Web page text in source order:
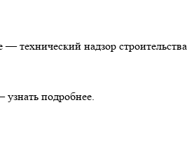
технический надзор строительства.
подробнее.